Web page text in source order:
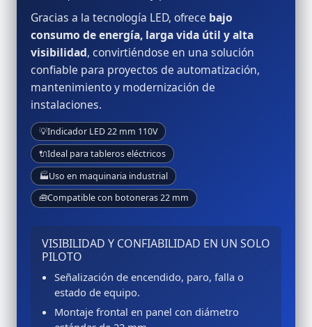
Gracias a la tecnología LED, ofrece bajo
consumo de energía, larga vida útil y alta
visibilidad, convirtiéndose en una solución
confiable para proyectos de automatización,
mantenimiento y modernización de
instalaciones.
💡Indicador LED 22 mm 110V
🔌Ideal para tableros eléctricos
🏭Uso en maquinaria industrial
🧰Compatible con botoneras 22 mm
VISIBILIDAD Y CONFIABILIDAD EN UN SOLO
PILOTO
Señalización de encendido, paro, falla o
estado de equipo.
Montaje frontal en panel con diámetro